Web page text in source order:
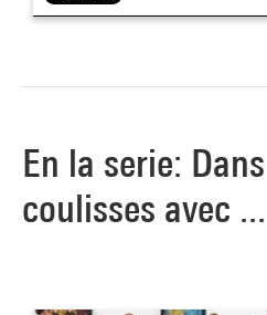
En la serie:
coulisses avec ...